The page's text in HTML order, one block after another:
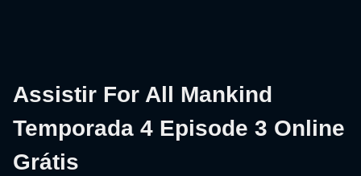
Assistir For All Mankind
Temporada 4 Episode 3 Online
Grátis